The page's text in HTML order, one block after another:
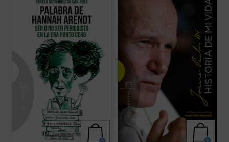
Sofía es una universitaria en crisis que se
está planteando dejar la carrera de
Económicas y Derecho a pesar de sus
brillantes calificaciones. Tras ver una
película sobre la filósofa y ...(ver ficha)
Wojtyla elaborada a partir de las
confidencias personales que él mismo fue
revelando en los cerca de quince mil textos
y discursos que llevo a cabo durante sus
27 años de pontificado....